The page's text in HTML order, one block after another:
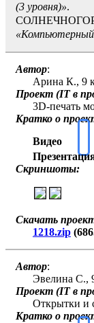
(3 уровня)».
«Компьютерный
Автор:
Арина К., 9
Проект (IT в
3D-печать
Кратко о
Видео
Скриншоты:
Скачать
1218.zip
Автор:
Эвелина С.,
Проект (IT в
Открытки и
Кратко о